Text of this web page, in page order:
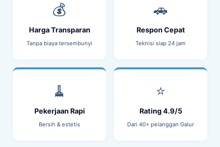
💰
Harga Transparan
Tanpa biaya tersembunyi
🚗
Respon Cepat
Teknisi siap 24 jam
🧹
Pekerjaan Rapi
Bersih & estetis
⭐
Rating 4.9/5
Dari 40+ pelanggan Galur